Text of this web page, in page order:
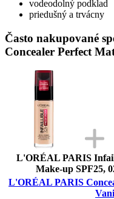
vodeodolný podklad
priedušný a trvácny
Často nakupované
Concealer Perfect
L'ORÉAL PARIS
Make-up SPF25,
L'ORÉAL PARIS